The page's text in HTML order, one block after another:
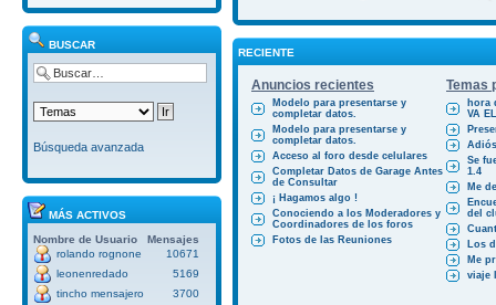
BUSCAR
Búsqueda avanzada
MÁS ACTIVOS
Nombre de Usuario
Mensajes
rolando rognone
10671
leonenredado
5169
tincho mensajero
3700
RECIENTE
Anuncios recientes Temas
Modelo para presentarse y
completar datos.
Modelo para presentarse y
completar datos.
Acceso al foro desde celulares
Completar Datos de Garage Antes
de Consultar
¡ Hagamos algo !
Conociendo a los Moderadores y
Coordinadores de los foros
Fotos de las Reuniones
hora
VA
Se
1.4
Me
del
Los
Me
viaje